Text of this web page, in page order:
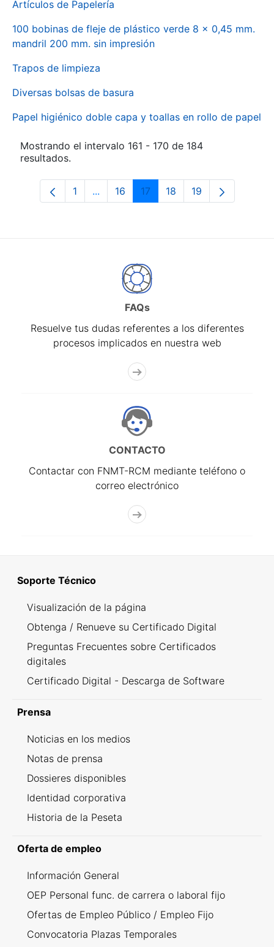
Artículos de Papelería
100 bobinas de fleje de plástico verde 8 x 0,45 mm.
mandril 200 mm. sin impresión
Trapos de limpieza
Diversas bolsas de basura
Papel higiénico doble capa y toallas en rollo de papel
Mostrando el intervalo 161 - 170 de 184
resultados.
Página
1 ...Páginas intermedias Use TAB para
Página
16 Página
17 Página
18 Página
19
FAQs
Resuelve tus dudas referentes a los diferentes
procesos implicados en nuestra web
CONTACTO
Contactar con FNMT-RCM mediante teléfono o
correo electrónico
Soporte Técnico
Visualización de la página
Obtenga / Renueve su Certificado Digital
Preguntas Frecuentes sobre Certificados
digitales
Certificado Digital - Descarga de Software
Prensa
Noticias en los medios
Notas de prensa
Dossieres disponibles
Identidad corporativa
Historia de la Peseta
Oferta de empleo
Información General
OEP Personal func. de carrera o laboral fijo
Ofertas de Empleo Público / Empleo Fijo
Convocatoria Plazas Temporales